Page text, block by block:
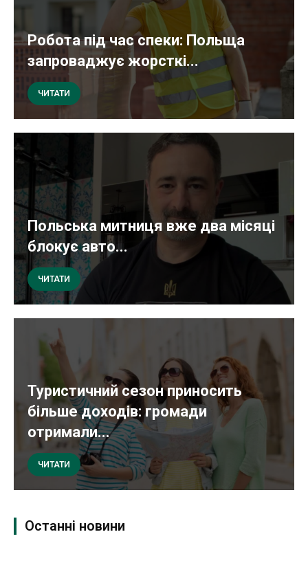
Робота під час спеки: Польща
запроваджує жорсткі...
ЧИТАТИ
Польська митниця вже два місяці
блокує авто...
ЧИТАТИ
Туристичний сезон приносить
більше доходів: громади
отримали...
ЧИТАТИ
Останні новини